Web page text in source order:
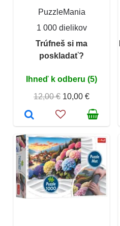
PuzzleMania
1 000 dielikov
Trúfneš si ma
poskladať?
Ihneď k odberu (5)
12,00 € 10,00 €